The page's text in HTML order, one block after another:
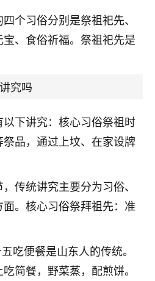
个习俗分别是祭祖祀先、
、食俗祈福。祭祖祀先是
究吗
下讲究：核心习俗祭祖时
品，通过上坟、在家设牌
传统讲究主要分为习俗、
。核心习俗祭拜祖先：准
吃便餐是山东人的传统。
简餐，野菜蒸，配煎饼。
稳的把书读了，身体心理都健健
！
母心啊！
有升迁机会，但同时竞争的我们
是抱着侥幸心理，没想到老师看
信半疑的按照老师建议，做了化
，本来年前的人事调整，拖到年
，结果开年一上班，开会提拔升
务无所谓，主要是底薪加了
论如何，感恩感谢！🙏🏻
32